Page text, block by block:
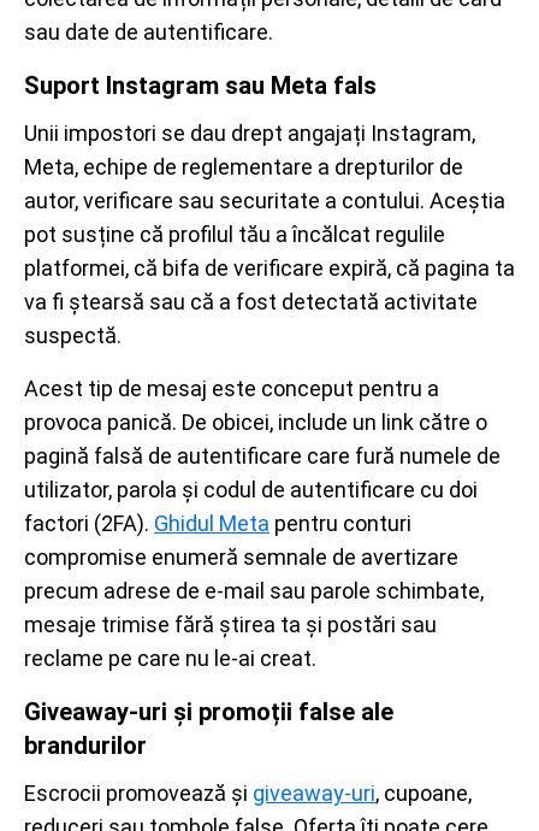
sau date de autentificare.
Suport Instagram sau Meta fals
Unii impostori se dau drept angajați Instagram,
Meta, echipe de reglementare a drepturilor de
autor, verificare sau securitate a contului. Aceștia
pot susține că profilul tău a încălcat regulile
platformei, că bifa de verificare expiră, că pagina ta
va fi ștearsă sau că a fost detectată activitate
suspectă.
Acest tip de mesaj este conceput pentru a
provoca panică. De obicei, include un link către o
pagină falsă de autentificare care fură numele de
utilizator, parola și codul de autentificare cu doi
factori (2FA). Ghidul Meta pentru conturi
compromise enumeră semnale de avertizare
precum adrese de e-mail sau parole schimbate,
mesaje trimise fără știrea ta și postări sau
reclame pe care nu le-ai creat.
Giveaway-uri și promoții false ale
brandurilor
Escrocii promovează și giveaway-uri, cupoane,